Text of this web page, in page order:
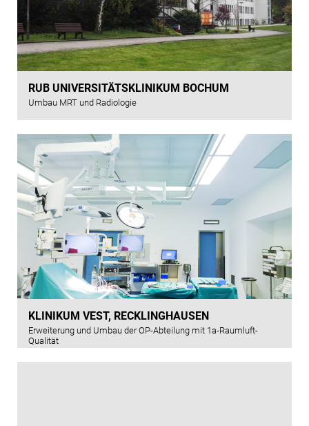
RUB UNIVERSITÄTSKLINIKUM BOCHUM
Umbau MRT und Radiologie
KLINIKUM VEST, RECKLINGHAUSEN
Erweiterung und Umbau der OP-Abteilung mit 1a-Raumluft-
Qualität